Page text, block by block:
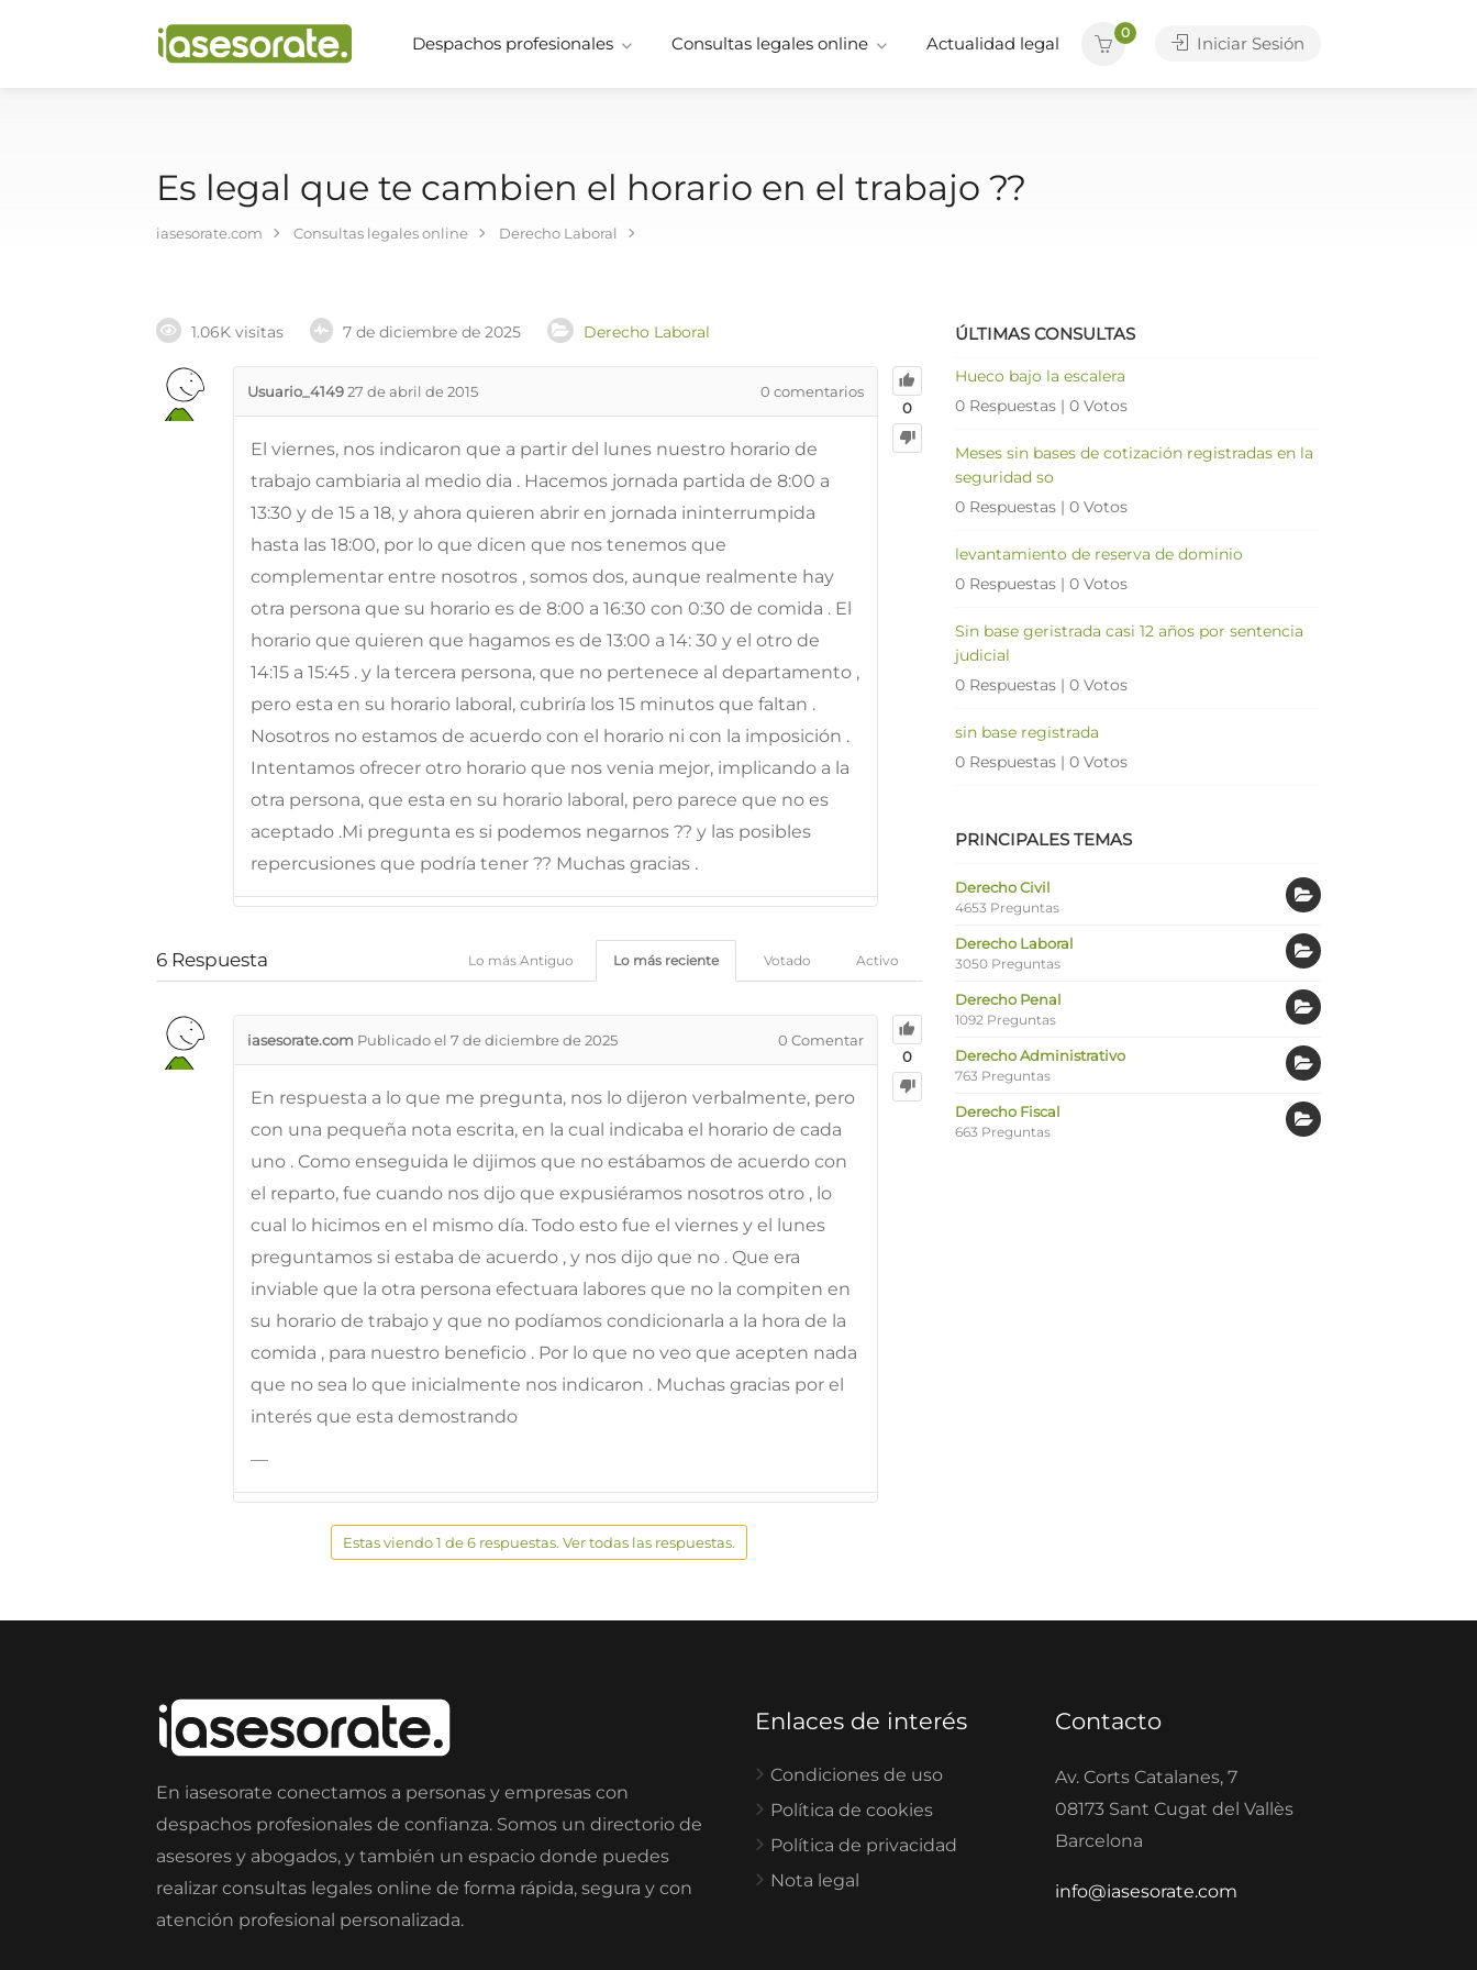
Despachos profesionales Consultas legales online Actualidad legal
0
Iniciar Sesión
Es legal que te cambien el horario en el trabajo ??
iasesorate.com Consultas legales online Derecho Laboral
1.06K visitas 7 de diciembre de 2025 Derecho Laboral
0
Usuario_414927 de abril de 2015 0 comentarios
El viernes, nos indicaron que a partir del lunes nuestro horario de
trabajo cambiaria al medio dia . Hacemos jornada partida de 8:00 a
13:30 y de 15 a 18, y ahora quieren abrir en jornada ininterrumpida
hasta las 18:00, por lo que dicen que nos tenemos que
complementar entre nosotros , somos dos, aunque realmente hay
otra persona que su horario es de 8:00 a 16:30 con 0:30 de comida . El
horario que quieren que hagamos es de 13:00 a 14: 30 y el otro de
14:15 a 15:45 . y la tercera persona, que no pertenece al departamento ,
pero esta en su horario laboral, cubriría los 15 minutos que faltan .
Nosotros no estamos de acuerdo con el horario ni con la imposición .
Intentamos ofrecer otro horario que nos venia mejor, implicando a la
otra persona, que esta en su horario laboral, pero parece que no es
aceptado .Mi pregunta es si podemos negarnos ?? y las posibles
repercusiones que podría tener ?? Muchas gracias .
6 Respuesta Activo
Votado
Lo más reciente
Lo más Antiguo
0
iasesorate.com Publicado el 7 de diciembre de 2025 0 Comentar
En respuesta a lo que me pregunta, nos lo dijeron verbalmente, pero
con una pequeña nota escrita, en la cual indicaba el horario de cada
uno . Como enseguida le dijimos que no estábamos de acuerdo con
el reparto, fue cuando nos dijo que expusiéramos nosotros otro , lo
cual lo hicimos en el mismo día. Todo esto fue el viernes y el lunes
preguntamos si estaba de acuerdo , y nos dijo que no . Que era
inviable que la otra persona efectuara labores que no la compiten en
su horario de trabajo y que no podíamos condicionarla a la hora de la
comida , para nuestro beneficio . Por lo que no veo que acepten nada
que no sea lo que inicialmente nos indicaron . Muchas gracias por el
interés que esta demostrando
—
Estas viendo 1 de 6 respuestas. Ver todas las respuestas.
ÚLTIMAS CONSULTAS
Hueco bajo la escalera
0 Respuestas | 0 Votos
Meses sin bases de cotización registradas en la
seguridad so
0 Respuestas | 0 Votos
levantamiento de reserva de dominio
0 Respuestas | 0 Votos
Sin base geristrada casi 12 años por sentencia
judicial
0 Respuestas | 0 Votos
sin base registrada
0 Respuestas | 0 Votos
PRINCIPALES TEMAS
Derecho Civil
4653 Preguntas
Derecho Laboral
3050 Preguntas
Derecho Penal
1092 Preguntas
Derecho Administrativo
763 Preguntas
Derecho Fiscal
663 Preguntas
En iasesorate conectamos a personas y empresas con
despachos profesionales de confianza. Somos un directorio de
asesores y abogados, y también un espacio donde puedes
realizar consultas legales online de forma rápida, segura y con
atención profesional personalizada.
Enlaces de interés
Condiciones de uso
Política de cookies
Política de privacidad
Nota legal
Contacto
Av. Corts Catalanes, 7
08173 Sant Cugat del Vallès
Barcelona
info@iasesorate.com